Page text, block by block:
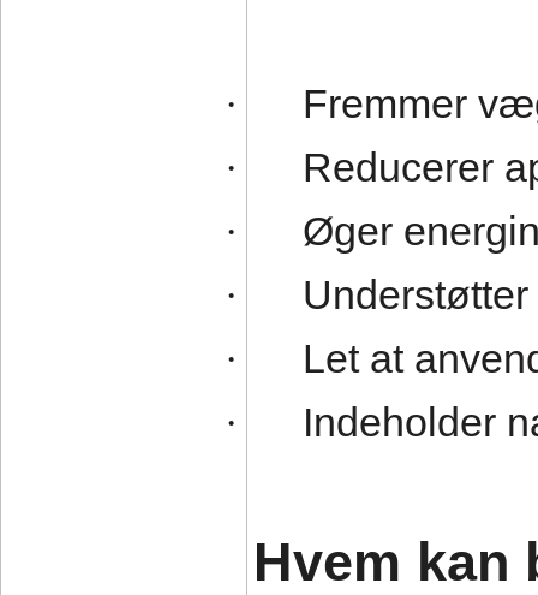
· Fremmer
· Reducerer
· Øger
·
· Let at
· Indeholder
Hvem kan